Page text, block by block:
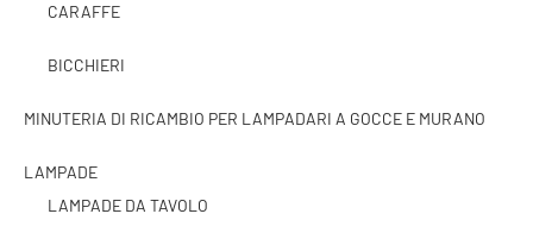
CARAFFE
BICCHIERI
MINUTERIA DI RICAMBIO PER LAMPADARI A GOCCE E MURANO
LAMPADE
LAMPADE DA TAVOLO